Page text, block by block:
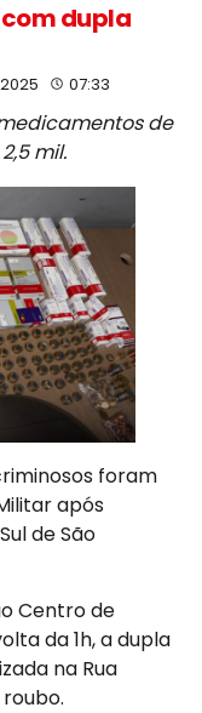
dupla
07:33
de
mil.
foram
após
de São
Centro de
da 1h, a dupla
na Rua